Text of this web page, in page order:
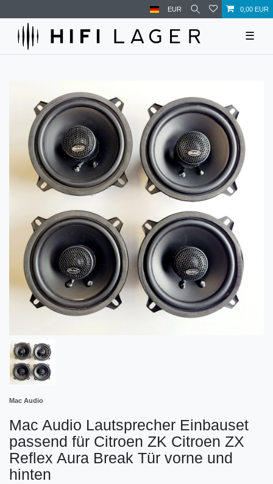
EUR 0,00 EUR
☰
Mac Audio
Mac Audio Lautsprecher Einbauset
passend für Citroen ZK Citroen ZX
Reflex Aura Break Tür vorne und
hinten